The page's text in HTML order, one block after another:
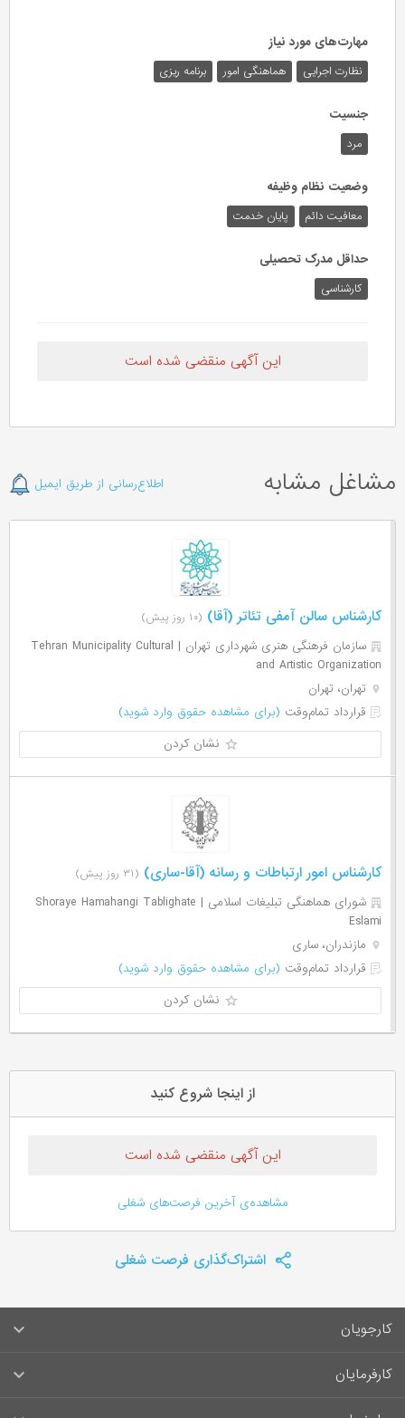
مهارت‌های مورد نیاز
نظارت اجرایی هماهنگی امور برنامه ریزی
جنسیت
مرد
وضعیت نظام وظیفه
معافیت دائم پایان خدمت
حداقل مدرک تحصیلی
کارشناسی
این آگهی منقضی شده است
مشاغل مشابه اطلاع‌رسانی از طریق ایمیل
کارشناس سالن آمفی تئاتر (آقا) (۱۰ روز پیش)
سازمان فرهنگی هنری شهرداری تهران | Tehran Municipality Cultural
and Artistic Organization
تهران، تهران
قرارداد تمام‌وقت (برای مشاهده حقوق وارد شوید)
نشان کردن
کارشناس امور ارتباطات و رسانه (آقا-ساری) (۳۱ روز پیش)
شورای هماهنگی تبلیغات اسلامی | Shoraye Hamahangi Tablighate
Eslami
مازندران، ساری
قرارداد تمام‌وقت (برای مشاهده حقوق وارد شوید)
نشان کردن
از اینجا شروع کنید
این آگهی منقضی شده است
مشاهده‌ی آخرین فرصت‌های شغلی
اشتراک‌گذاری فرصت شغلی
کارجویان
سوالات متداول کارجویان
کارفرمایان